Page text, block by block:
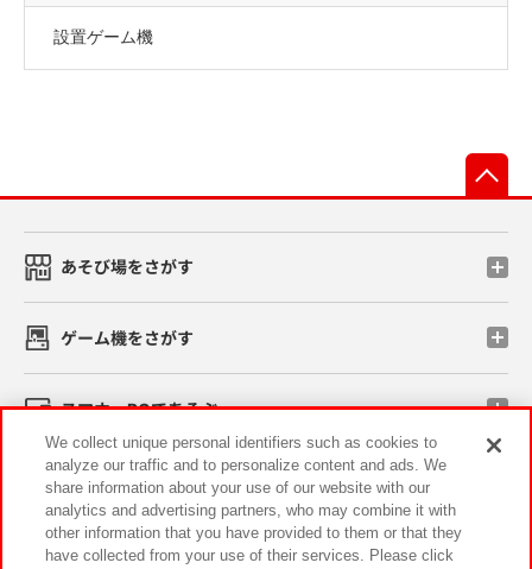
設置ゲーム機
あそび場をさがす
ゲーム機をさがす
スマホ・PCであそぶ
イベント・キャンペーン
We collect unique personal identifiers such as cookies to
analyze our traffic and to personalize content and ads. We
share information about your use of our website with our
analytics and advertising partners, who may combine it with
other information that you have provided to them or that they
have collected from your use of their services. Please click